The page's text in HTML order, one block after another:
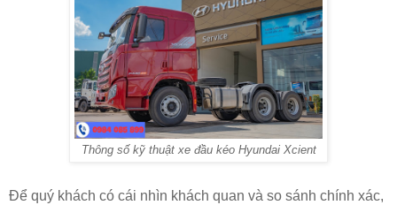
Thông số kỹ thuật xe đầu kéo Hyundai Xcient
Để quý khách có cái nhìn khách quan và so sánh chính xác,